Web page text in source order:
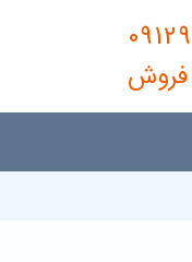
فروش